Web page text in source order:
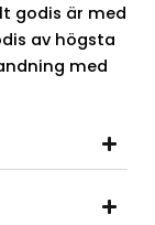
godis är med
av högsta
med